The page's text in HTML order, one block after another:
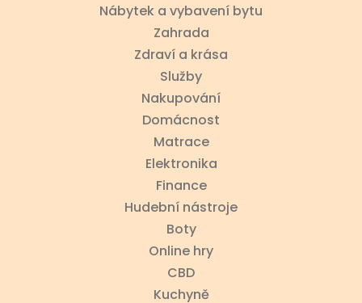
Nábytek a vybavení bytu
Zahrada
Zdraví a krása
Služby
Nakupování
Domácnost
Matrace
Elektronika
Finance
Hudební nástroje
Boty
Online hry
CBD
Kuchyně